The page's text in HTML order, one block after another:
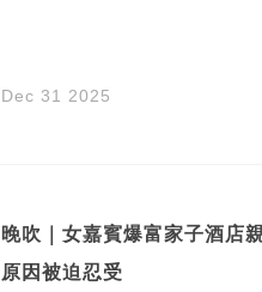
Dec 31 2025
晚吹｜女嘉賓爆富家子酒店
原因被迫忍受